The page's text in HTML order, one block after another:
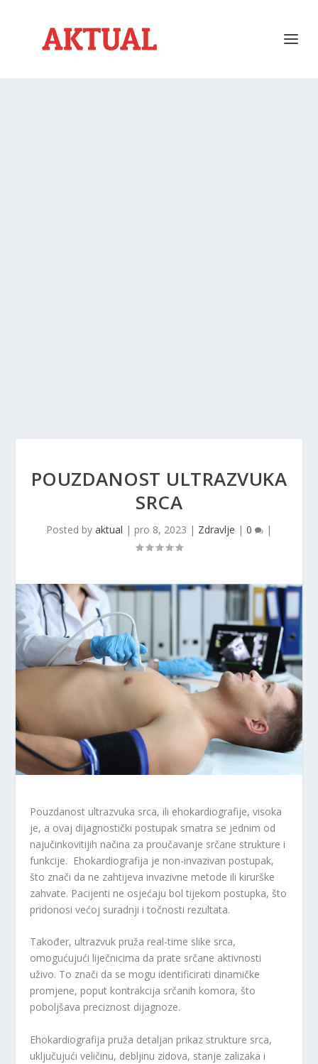
POUZDANOST ULTRAZVUKA
SRCA
Posted by aktual | pro 8, 2023 | Zdravlje | 0 |
Pouzdanost ultrazvuka srca, ili ehokardiografije, visoka
je, a ovaj dijagnostički postupak smatra se jednim od
najučinkovitijih načina za proučavanje srčane strukture i
funkcije. Ehokardiografija je non-invazivan postupak,
što znači da ne zahtijeva invazivne metode ili kirurške
zahvate. Pacijenti ne osjećaju bol tijekom postupka, što
pridonosi većoj suradnji i točnosti rezultata.
Također, ultrazvuk pruža real-time slike srca,
omogućujući liječnicima da prate srčane aktivnosti
uživo. To znači da se mogu identificirati dinamičke
promjene, poput kontrakcija srčanih komora, što
poboljšava preciznost dijagnoze.
Ehokardiografija pruža detaljan prikaz strukture srca,
uključujući veličinu, debljinu zidova, stanje zalizaka i